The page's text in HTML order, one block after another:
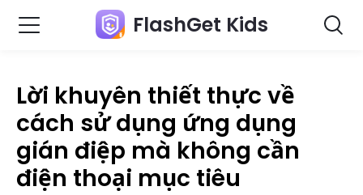
FlashGet Kids
Lời khuyên thiết thực về
cách sử dụng ứng dụng
gián điệp mà không cần
điện thoại mục tiêu